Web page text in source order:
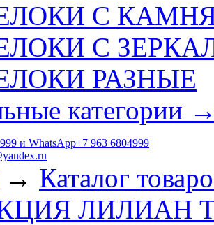
С
С
РАЗНЫЕ
категории
и WhatsApp+7 963 6804999
→ Каталог
ЛИЛИАН